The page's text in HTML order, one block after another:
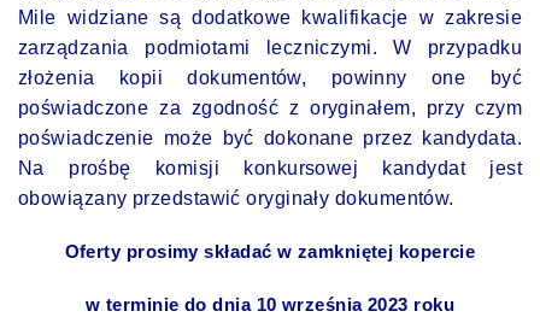
Mile widziane są dodatkowe kwalifikacje w zakresie
zarządzania podmiotami leczniczymi. W przypadku
złożenia kopii dokumentów, powinny one być
poświadczone za zgodność z oryginałem, przy czym
poświadczenie może być dokonane przez kandydata.
Na prośbę komisji konkursowej kandydat jest
obowiązany przedstawić oryginały dokumentów.
Oferty prosimy składać w zamkniętej kopercie
w terminie do dnia 10 września 2023 roku